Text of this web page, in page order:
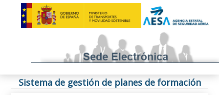
Sistema de gestión de planes de formación